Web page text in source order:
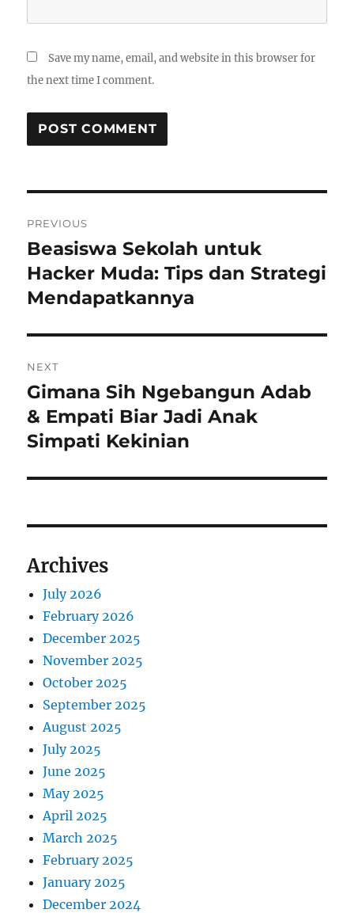
Save my name, email, and website in this browser for
the next time I comment.
navigation
PREVIOUS
Previous
post:
Beasiswa Sekolah untuk
Hacker Muda: Tips dan Strategi
Mendapatkannya
NEXT
Next
post:
Gimana Sih Ngebangun Adab
& Empati Biar Jadi Anak
Simpati Kekinian
Archives
July 2026
February 2026
December 2025
November 2025
October 2025
September 2025
August 2025
July 2025
June 2025
May 2025
April 2025
March 2025
February 2025
January 2025
December 2024